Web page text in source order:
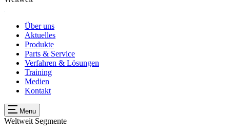
Über uns
Aktuelles
Produkte
Parts & Service
Verfahren & Lösungen
Training
Medien
Kontakt
Menu
Weltweit Segmente